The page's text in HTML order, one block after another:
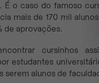
É o caso do famoso
mais de 170 mil
de aprovações.
cursinhos
estudantes
serem alunos de